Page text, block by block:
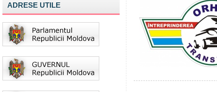
ADRESE UTILE